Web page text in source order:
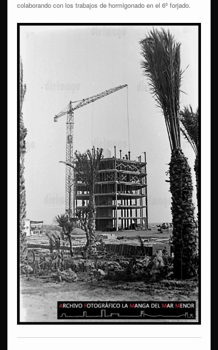
colaborando con los trabajos de hormigonado en el 6º forjado.